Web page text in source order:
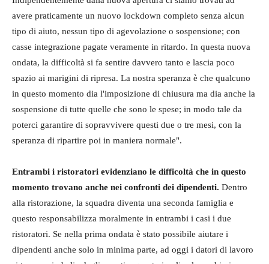
avere praticamente un nuovo lockdown completo senza alcun
tipo di aiuto, nessun tipo di agevolazione o sospensione; con
casse integrazione pagate veramente in ritardo. In questa nuova
ondata, la difficoltà si fa sentire davvero tanto e lascia poco
spazio ai marigini di ripresa. La nostra speranza è che qualcuno
in questo momento dia l'imposizione di chiusura ma dia anche la
sospensione di tutte quelle che sono le spese; in modo tale da
poterci garantire di sopravvivere questi due o tre mesi, con la
speranza di ripartire poi in maniera normale".
Entrambi i ristoratori evidenziano le difficoltà che in questo
momento trovano anche nei confronti dei dipendenti. Dentro
alla ristorazione, la squadra diventa una seconda famiglia e
questo responsabilizza moralmente in entrambi i casi i due
ristoratori. Se nella prima ondata è stato possibile aiutare i
dipendenti anche solo in minima parte, ad oggi i datori di lavoro